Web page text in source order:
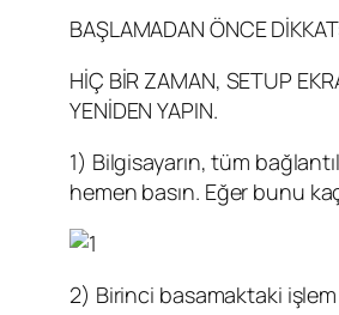
BAŞLAMADAN ÖNCE
HİÇ BİR ZAMAN, SETUP
YENİDEN YAPIN.
1) Bilgisayarın, tüm
hemen basın. Eğer bunu
2) Birinci basamaktaki işlem